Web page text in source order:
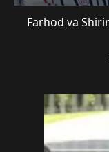
Farhod va